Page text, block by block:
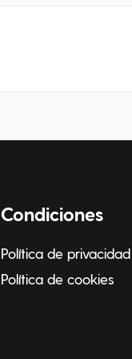
Condiciones
Política de privacidad
Política de cookies